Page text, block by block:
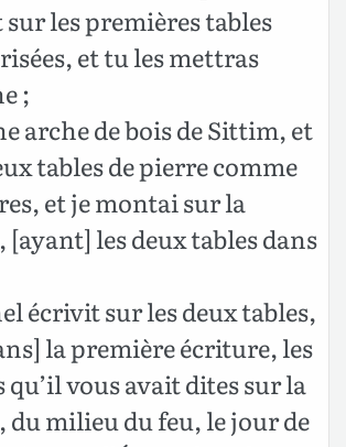
les premières tables
et tu les mettras
;
arche de bois de Sittim, et
tables de pierre comme
et je montai sur la
les deux tables dans
écrivit sur les deux tables,
la première écriture, les
qu’ilvous avait dites sur la
du milieu du feu, le jour de